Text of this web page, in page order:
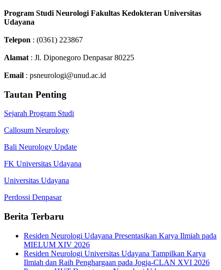
Program Studi Neurologi Fakultas Kedokteran Universitas
Udayana
Telepon : (0361) 223867
Alamat : Jl. Diponegoro Denpasar 80225
Email : psneurologi@unud.ac.id
Tautan Penting
Sejarah Program Studi
Callosum Neurology
Bali Neurology Update
FK Universitas Udayana
Universitas Udayana
Perdossi Denpasar
Berita Terbaru
Residen Neurologi Udayana Presentasikan Karya Ilmiah pada
MIELUM XIV 2026
Residen Neurologi Universitas Udayana Tampilkan Karya
Ilmiah dan Raih Penghargaan pada Jogja-CLAN XVI 2026